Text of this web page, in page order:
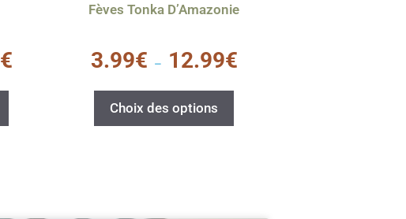
€
Fèves Tonka D’Amazonie
s
u
5
3.99€ – 12.99€
Choix des options